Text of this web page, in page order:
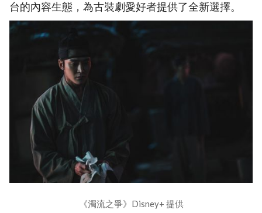
台的內容生態，為古裝劇愛好者提供了全新選擇。
《濁流之爭》Disney+ 提供